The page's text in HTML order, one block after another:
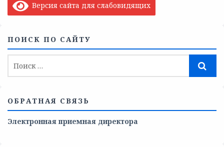
Версия сайта для слабовидящих
ПОИСК ПО САЙТУ
ОБРАТНАЯ СВЯЗЬ
Электронная приемная директора